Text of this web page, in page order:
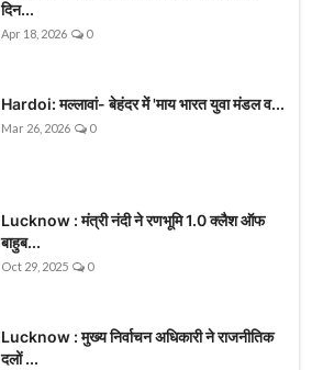
दिन...
Apr 18, 2026 0
Hardoi: मल्लावां- बेहंदर में 'माय भारत युवा मंडल व...
Mar 26, 2026 0
Lucknow : मंत्री नंदी ने रणभूमि 1.0 क्लैश ऑफ
बाहुब...
Oct 29, 2025 0
Lucknow : मुख्य निर्वाचन अधिकारी ने राजनीतिक
दलों ...